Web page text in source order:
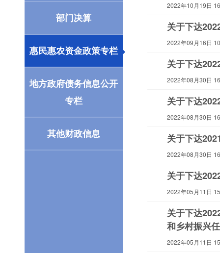
部门决算
惠民惠农资金政策专栏
地方政府债务信息公开
专栏
其他财政信息
2022年10月19日
关于下达
2022年09月16日
关于下达
2022年08月30日
关于下达
2022年08月30日
关于下达
2022年08月30日
关于下达
2022年05月11日
关于下达
和乡村振兴
2022年05月11日